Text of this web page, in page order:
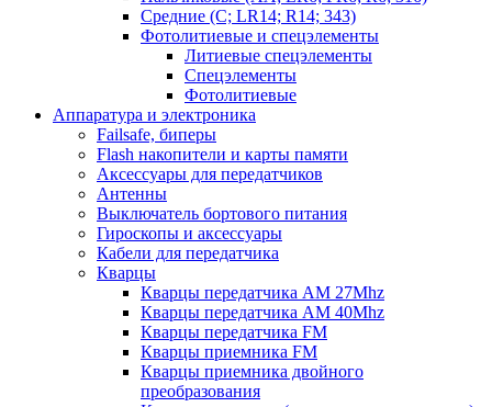
Средние (C; LR14; R14; 343)
Фотолитиевые и спецэлементы
Литиевые спецэлементы
Спецэлементы
Фотолитиевые
Аппаратура и электроника
Failsafe, биперы
Flash накопители и карты памяти
Аксессуары для передатчиков
Антенны
Выключатель бортового питания
Гироскопы и аксессуары
Кабели для передатчика
Кварцы
Кварцы передатчика AM 27Mhz
Кварцы передатчика AM 40Mhz
Кварцы передатчика FM
Кварцы приемника FM
Кварцы приемника двойного
преобразования